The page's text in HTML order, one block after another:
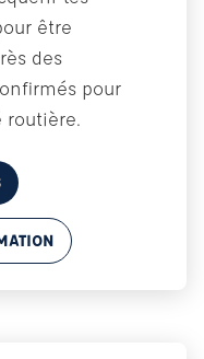
être
des
pour
routière.